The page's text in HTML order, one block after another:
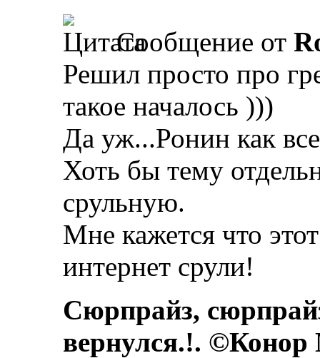
Сообщение от
Решил просто про
такое началось )))
Да уж...Ронин как
Хоть бы тему
срульную.
Мне кажется что
интернет срули!
Сюрпрайз,
вернулся.!.